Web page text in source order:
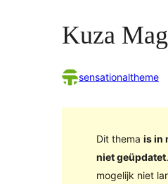
Kuza
sensationaltheme
Dit thema is in
niet geüpdatet
mogelijk niet